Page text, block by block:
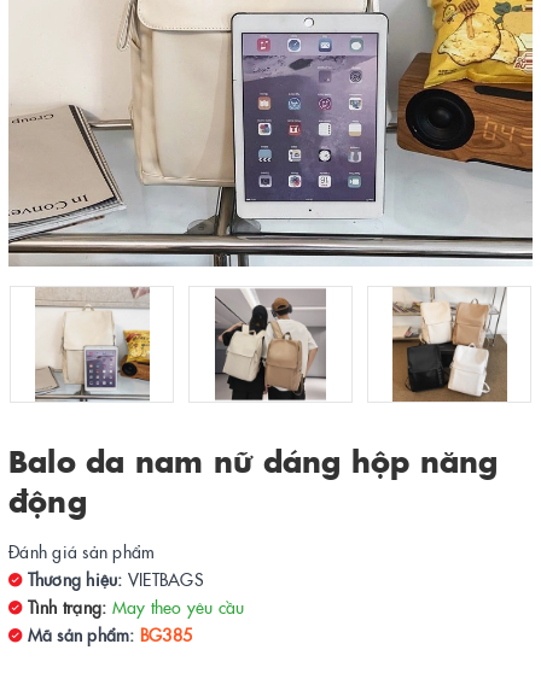
Balo da nam nữ dáng hộp năng
động
Đánh giá sản phẩm
Thương hiệu: VIETBAGS
Tình trạng: May theo yêu cầu
Mã sản phẩm: BG385